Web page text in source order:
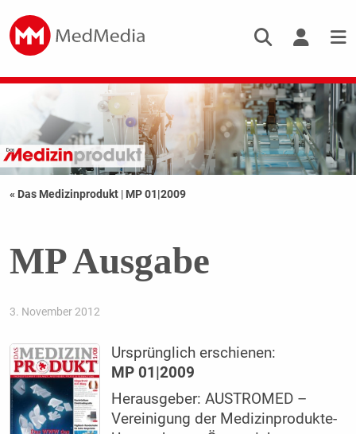
« Das Medizinprodukt | MP 01|2009
MP Ausgabe
3. November 2012
Ursprünglich erschienen:
MP 01|2009
Herausgeber: AUSTROMED –
Vereinigung der Medizinprodukte-